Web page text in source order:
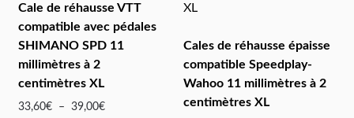
Cale de réhausse VTT
compatible avec pédales
SHIMANO SPD 11
millimètres à 2
centimètres XL
33,60€ – 39,00€
Cales de réhausse épaisse
compatible Speedplay-
Wahoo 11 millimètres à 2
centimètres XL